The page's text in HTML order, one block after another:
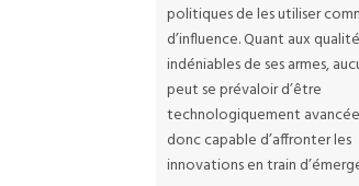
politiques de les utiliser
d’influence. Quant aux
indéniables de ses armes,
peut se prévaloir d’être
technologiquement
donc capable d’affronter les
innovations en train